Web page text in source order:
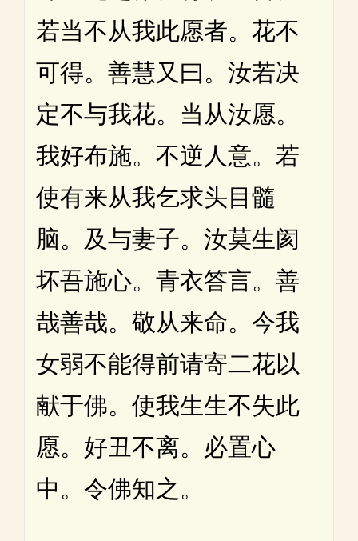
若当不从我此愿者。花不
可得。善慧又曰。汝若决
定不与我花。当从汝愿。
我好布施。不逆人意。若
使有来从我乞求头目髓
脑。及与妻子。汝莫生阂
坏吾施心。青衣答言。善
哉善哉。敬从来命。今我
女弱不能得前请寄二花以
献于佛。使我生生不失此
愿。好丑不离。必置心
中。令佛知之。